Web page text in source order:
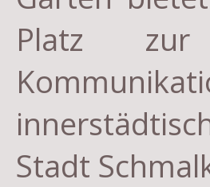
Platz
Stadt